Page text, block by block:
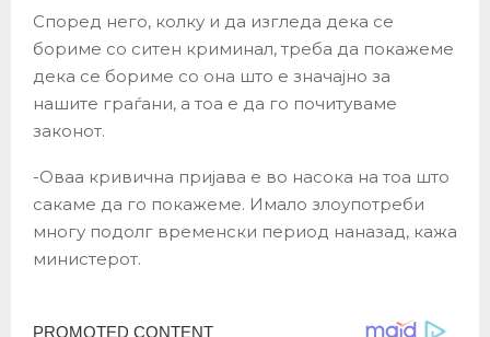
Според него, колку и да изгледа дека се
бориме со ситен криминал, треба да покажеме
дека се бориме со она што е значајно за
нашите граѓани, а тоа е да го почитуваме
законот.
-Оваа кривична пријава е во насока на тоа што
сакаме да го покажеме. Имало злоупотреби
многу подолг временски период наназад, кажа
министерот.